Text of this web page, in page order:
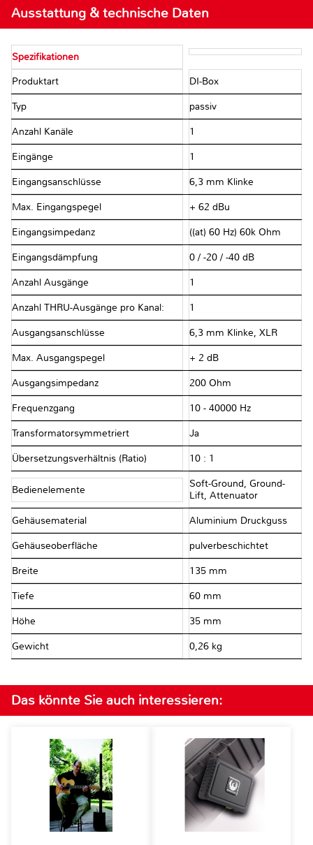
Ausstattung & technische Daten
Spezifikationen
Produktart DI-Box
Typ passiv
Anzahl Kanäle 1
Eingänge 1
Eingangsanschlüsse 6,3 mm Klinke
Max. Eingangspegel + 62 dBu
Eingangsimpedanz ((at) 60 Hz) 60k Ohm
Eingangsdämpfung 0 / -20 / -40 dB
Anzahl Ausgänge 1
Anzahl THRU-Ausgänge pro Kanal: 1
Ausgangsanschlüsse 6,3 mm Klinke, XLR
Max. Ausgangspegel + 2 dB
Ausgangsimpedanz 200 Ohm
Frequenzgang 10 - 40000 Hz
Transformatorsymmetriert Ja
Übersetzungsverhältnis (Ratio) 10 : 1
Bedienelemente
Soft-Ground, Ground-
Lift, Attenuator
Gehäusematerial Aluminium Druckguss
Gehäuseoberfläche pulverbeschichtet
Breite 135 mm
Tiefe 60 mm
Höhe 35 mm
Gewicht 0,26 kg
Das könnte Sie auch interessieren: